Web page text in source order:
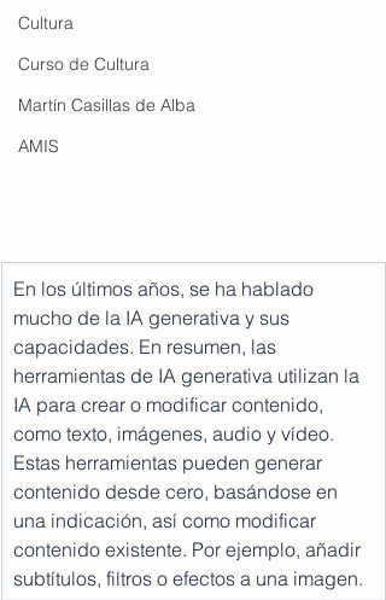
Cultura
Curso de Cultura
Martín Casillas de Alba
AMIS
En los últimos años, se ha hablado
mucho de la IA generativa y sus
capacidades. En resumen, las
herramientas de IA generativa utilizan la
IA para crear o modificar contenido,
como texto, imágenes, audio y vídeo.
Estas herramientas pueden generar
contenido desde cero, basándose en
una indicación, así como modificar
contenido existente. Por ejemplo, añadir
subtítulos, filtros o efectos a una imagen.